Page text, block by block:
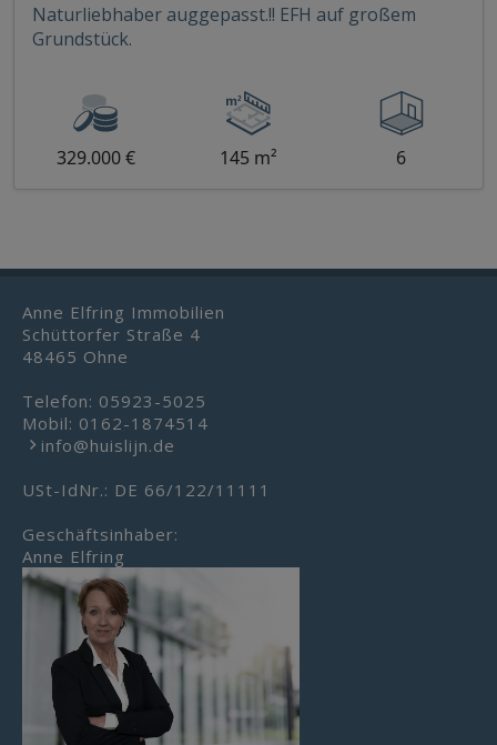
Naturliebhaber auggepasst.!! EFH auf großem
Grundstück.
329.000 € 145 m² 6
Anne Elfring Immobilien
Schüttorfer Straße 4
48465 Ohne
Telefon: 05923-5025
Mobil: 0162-1874514
info@huislijn.de
USt-IdNr.: DE 66/122/11111
Geschäftsinhaber:
Anne Elfring